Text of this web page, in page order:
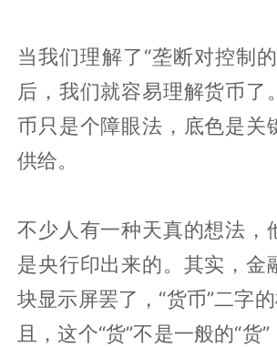
当我们理解了“垄断对控制
后，我们就容易理解货币了
币只是个障眼法，底色是关
供给。
不少人有一种天真的想法，
是央行印出来的。其实，金
块显示屏罢了，“货币”二字
且，这个“货”不是一般的“货